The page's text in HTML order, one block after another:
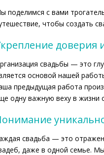
поделимся с вами
чтобы создать
доверия
свадьбы — это
основой нашей
предыдущая работа
одну важную веху в жизни
свадьба — это
даже в одной семье.